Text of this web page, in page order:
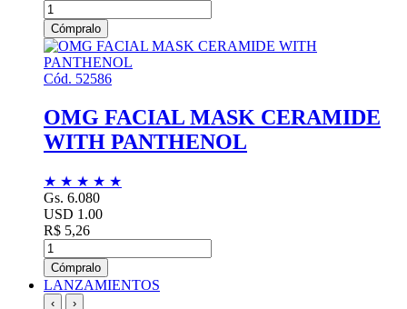
Cómpralo
Cód. 52586
OMG FACIAL MASK CERAMIDE
WITH PANTHENOL
★ ★ ★ ★ ★
Gs. 6.080
USD 1.00
R$ 5,26
Cómpralo
LANZAMIENTOS
‹ ›